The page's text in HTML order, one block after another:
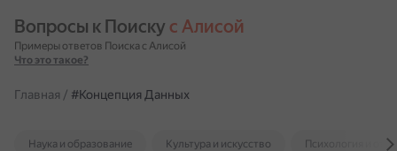
Вопросы к Поиску с Алисой
Примеры ответов Поиска с Алисой
Что это такое?
Главная / #Концепция Данных
Наука и образование Культура и искусство Психология и